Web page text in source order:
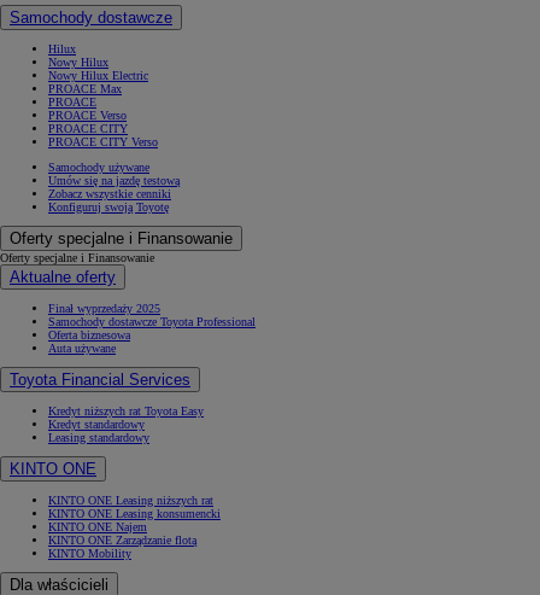
Samochody dostawcze
Hilux
Nowy Hilux
Nowy Hilux Electric
PROACE Max
PROACE
PROACE Verso
PROACE CITY
PROACE CITY Verso
Samochody używane
Umów się na jazdę testową
Zobacz wszystkie cenniki
Konfiguruj swoją Toyotę
Oferty specjalne i Finansowanie
Oferty specjalne i Finansowanie
Aktualne oferty
Finał wyprzedaży 2025
Samochody dostawcze Toyota Professional
Oferta biznesowa
Auta używane
Toyota Financial Services
Kredyt niższych rat Toyota Easy
Kredyt standardowy
Leasing standardowy
KINTO ONE
KINTO ONE Leasing niższych rat
KINTO ONE Leasing konsumencki
KINTO ONE Najem
KINTO ONE Zarządzanie flotą
KINTO Mobility
Dla właścicieli